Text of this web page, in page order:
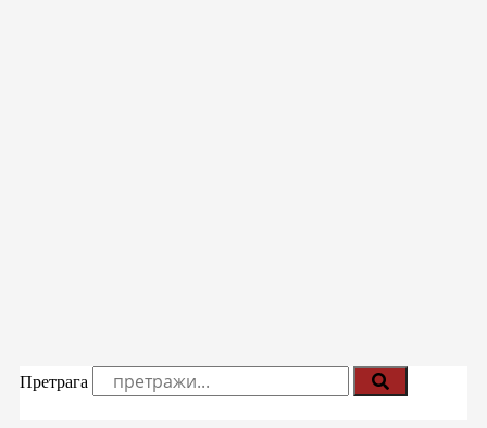
Претрага